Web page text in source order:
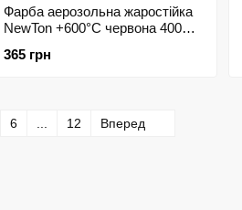
Фарба аерозольна жаростійка
NewTon +600°С червона 400мл
365 грн
6 12 Вперед